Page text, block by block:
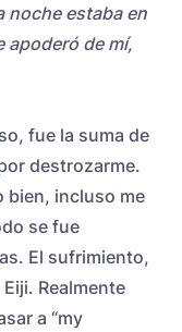
noche estaba en
apoderó de mí,
fue la suma de
destrozarme.
bien, incluso me
se fue
El sufrimiento,
Realmente
a “my